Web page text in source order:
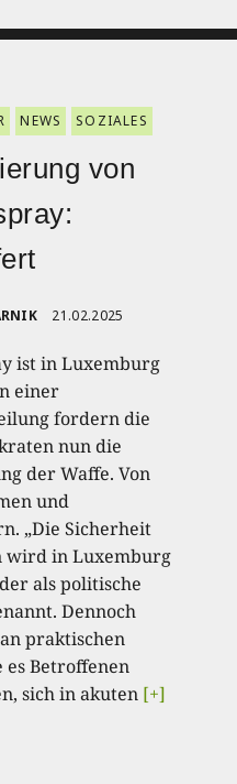
NEWS SOZIALES
von
21.02.2025
ist in Luxemburg
einer
fordern die
nun die
der Waffe. Von
und
„Die Sicherheit
wird in Luxemburg
als politische
Dennoch
praktischen
Betroffenen
sich in akuten [+]